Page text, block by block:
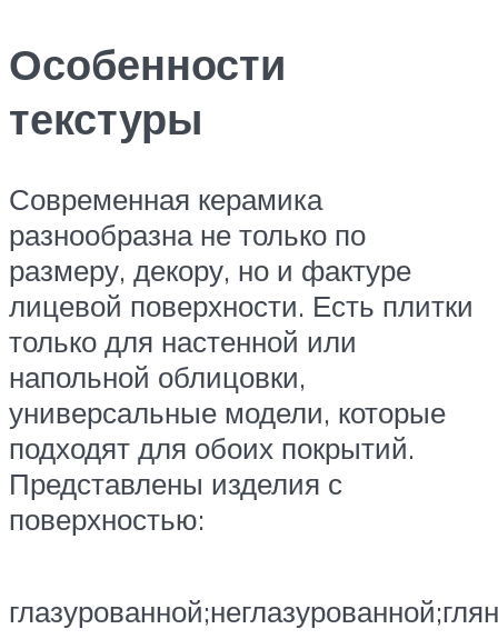
Особенности
текстуры
Современная керамика
разнообразна не только по
размеру, декору, но и фактуре
лицевой поверхности. Есть плитки
только для настенной или
напольной облицовки,
универсальные модели, которые
подходят для обоих покрытий.
Представлены изделия с
поверхностью: